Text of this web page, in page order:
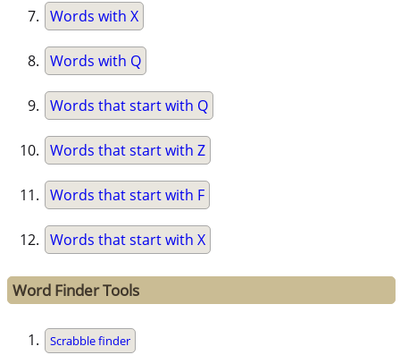
Words with X
Words with Q
Words that start with Q
Words that start with Z
Words that start with F
Words that start with X
Word Finder Tools
Scrabble finder